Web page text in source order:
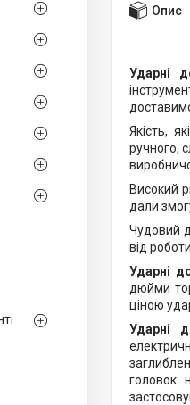
Опис
Ударні
Якість,
ручного,
Високий
дали
Чудовий
від
Ударні
дюйми
ціною
Ударні
головок: